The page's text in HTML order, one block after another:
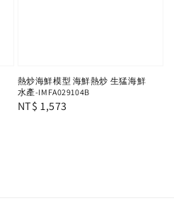
熱炒海鮮模型 海鮮熱炒 生猛海鮮
水產-IMFA029104B
Regular
NT$ 1,573